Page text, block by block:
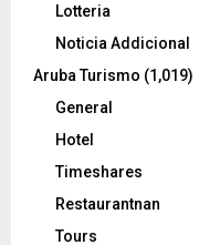
Lotteria
Noticia Addicional
Aruba Turismo (1,019)
General
Hotel
Timeshares
Restaurantnan
Tours